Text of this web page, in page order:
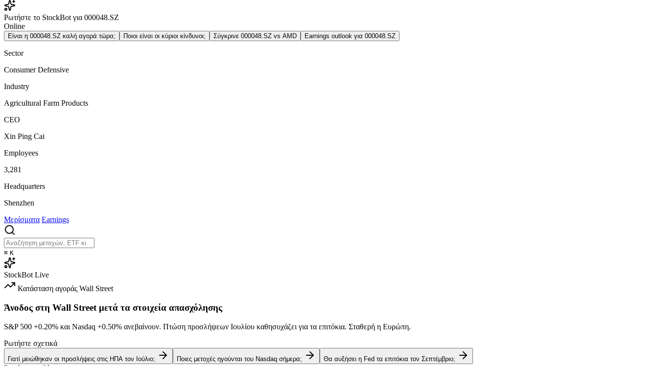
Ρωτήστε το StockBot για 000048.SZ
Online
Είναι η 000048.SZ καλή αγορά τώρα; Ποιοι είναι οι κύριοι κίνδυνοι; Σύγκρινε 000048.SZ vs AMD Earnings outlook για 000048.SZ
Sector
Consumer Defensive
Industry
Agricultural Farm Products
CEO
Xin Ping Cai
Employees
3,281
Headquarters
Shenzhen
Μερίσματα Earnings
⌘ K
StockBot Live
Κατάσταση αγοράς Wall Street
Άνοδος στη Wall Street μετά τα στοιχεία απασχόλησης
S&P 500 +0.20% και Nasdaq +0.50% ανεβαίνουν. Πτώση προσλήψεων Ιουλίου καθησυχάζει για τα επιτόκια. Σταθερή η Ευρώπη.
Ρωτήστε σχετικά
Γιατί μειώθηκαν οι προσλήψεις στις ΗΠΑ τον Ιούλιο; Ποιες μετοχές ηγούνται του Nasdaq σήμερα; Θα αυξήσει η Fed τα επιτόκια τον Σεπτέμβριο;